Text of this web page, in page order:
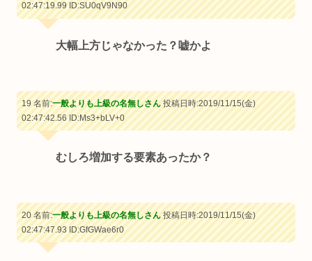
02:47:19.99ID:SU0qV9N90
大幅上方じゃなかった？嘘かよ
19 名前:一般よりも上級の名無しさん投稿日時:2019/11/15(金)
02:47:42.56ID:Ms3+bLV+0
むしろ増加する要素あったか？
20 名前:一般よりも上級の名無しさん投稿日時:2019/11/15(金)
02:47:47.93ID:GfGWae6r0